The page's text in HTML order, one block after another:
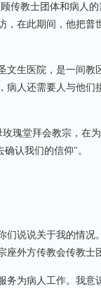
传教士团体和病人
，在此期间，他把普
文生医院，是一间教
病人还需要人与他们
瑰堂拜会教宗，在
认我们的信仰"。
们说说关于我的情况
外方传教会传教士
务为病人工作。我意